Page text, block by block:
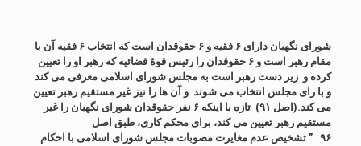
شورای نگهبان دارای ۶ فقیه و ۶ حقوقدان است که انتخاب ۶ فقیه آن با
مقام رهبر است و ۶ حقوقدان را رئیس قوۀ قضائیه که رهبر او را تعیین
کرده و زیر دست رهبر است به مجلس شورای اسلامی معرفی می کند
و با رای مجلس انتخاب می شوند و آن ها را نیز غیر مستقیم رهبر تعیین
می کند.(اصل ۹۱) تازه با اینکه ۶ نفر حقوقدان شورای نگهبان را غیر
مستقیم رهبر تعیین می کند، برای محکم کاری، طبق اصل
۹۶
” تشخیص عدم مغایرت مصوبات مجلس شورای اسلامی با احکام